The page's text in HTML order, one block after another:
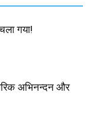
गया!
अभिनन्दन और